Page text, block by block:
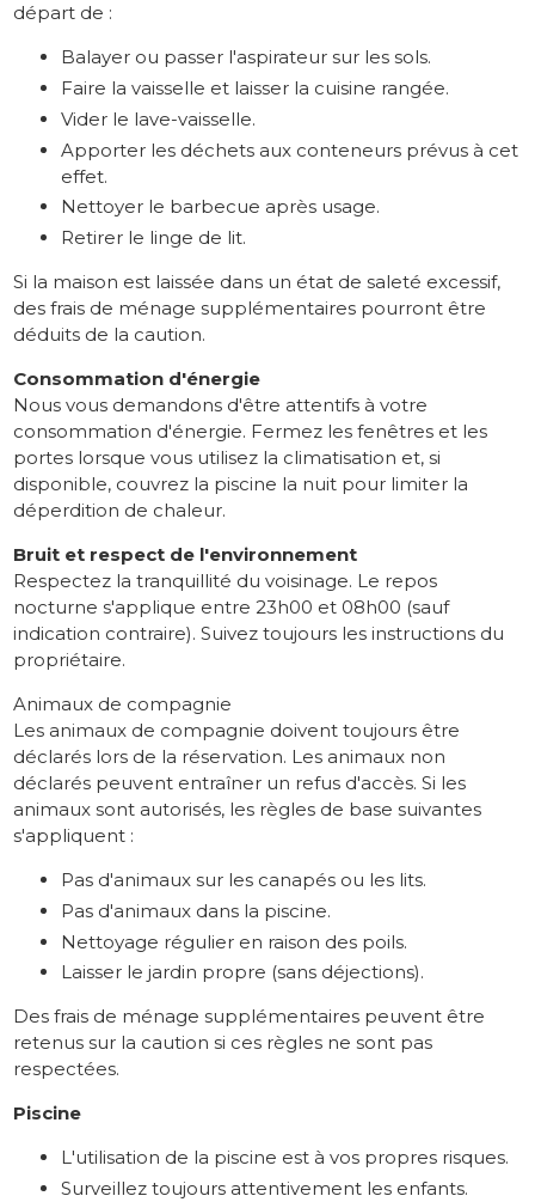
départ de :
Balayer ou passer l'aspirateur sur les sols.
Faire la vaisselle et laisser la cuisine rangée.
Vider le lave-vaisselle.
Apporter les déchets aux conteneurs prévus à cet
effet.
Nettoyer le barbecue après usage.
Retirer le linge de lit.
Si la maison est laissée dans un état de saleté excessif,
des frais de ménage supplémentaires pourront être
déduits de la caution.
Consommation d'énergie
Nous vous demandons d'être attentifs à votre
consommation d'énergie. Fermez les fenêtres et les
portes lorsque vous utilisez la climatisation et, si
disponible, couvrez la piscine la nuit pour limiter la
déperdition de chaleur.
Bruit et respect de l'environnement
Respectez la tranquillité du voisinage. Le repos
nocturne s'applique entre 23h00 et 08h00 (sauf
indication contraire). Suivez toujours les instructions du
propriétaire.
Animaux de compagnie
Les animaux de compagnie doivent toujours être
déclarés lors de la réservation. Les animaux non
déclarés peuvent entraîner un refus d'accès. Si les
animaux sont autorisés, les règles de base suivantes
s'appliquent :
Pas d'animaux sur les canapés ou les lits.
Pas d'animaux dans la piscine.
Nettoyage régulier en raison des poils.
Laisser le jardin propre (sans déjections).
Des frais de ménage supplémentaires peuvent être
retenus sur la caution si ces règles ne sont pas
respectées.
Piscine
L'utilisation de la piscine est à vos propres risques.
Surveillez toujours attentivement les enfants.